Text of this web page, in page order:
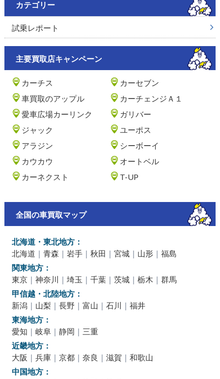
カテゴリー
試乗レポート
主要買取店キャンペーン
カーチス
カーセブン
車買取のアップル
カーチェンジＡ１
愛車広場カーリンク
ガリバー
ジャック
ユーポス
アラジン
シーボーイ
カウカウ
オートベル
カーネクスト
T-UP
全国の車買取マップ
北海道・東北地方：
北海道 ｜ 青森 ｜ 岩手｜ 秋田 ｜ 宮城｜ 山形｜ 福島
関東地方：
東京｜ 神奈川 ｜ 埼玉 ｜ 千葉｜ 茨城｜ 栃木 ｜ 群馬
甲信越・北陸地方：
新潟 ｜ 山梨 ｜ 長野 ｜ 富山 ｜ 石川 ｜ 福井
東海地方：
愛知 ｜ 岐阜 ｜ 静岡 ｜ 三重
近畿地方：
大阪 ｜ 兵庫｜ 京都｜ 奈良 ｜ 滋賀 ｜ 和歌山
中国地方：